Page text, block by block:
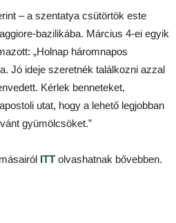
– a szentatya csütörtök este
bazilikába. Március 4-ei egyik
„Holnap háromnapos
Jó ideje szeretnék találkozni azzal
Kérlek benneteket,
utat, hogy a lehető legjobban
gyümölcsöket.”
ITT olvashatnak bővebben.